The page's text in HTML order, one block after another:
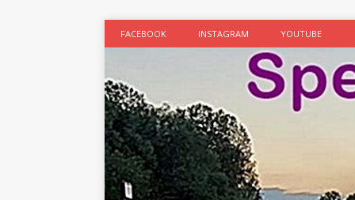
FACEBOOK INSTAGRAM YOUTUBE